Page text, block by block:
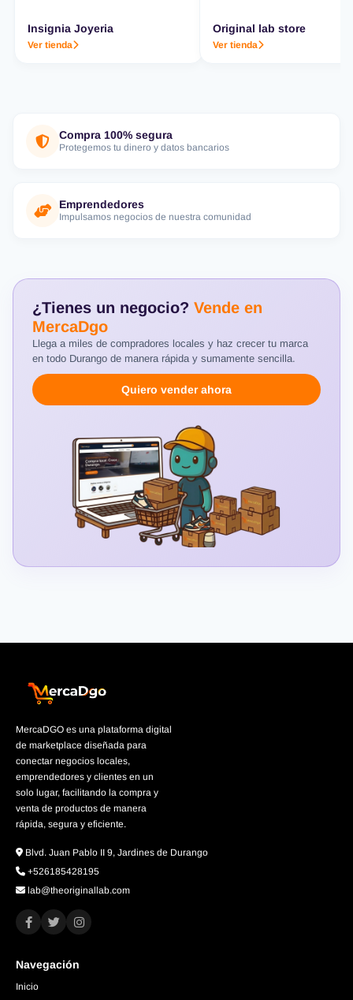
Insignia Joyeria
Ver tienda
Original lab store
Ver tienda
Compra 100% segura
Protegemos tu dinero y datos bancarios
Emprendedores
Impulsamos negocios de nuestra comunidad
¿Tienes un negocio? Vende en
MercaDgo
Llega a miles de compradores locales y haz crecer tu marca
en todo Durango de manera rápida y sumamente sencilla.
Quiero vender ahora
MercaDGO es una plataforma digital
de marketplace diseñada para
conectar negocios locales,
emprendedores y clientes en un
solo lugar, facilitando la compra y
venta de productos de manera
rápida, segura y eficiente.
Blvd. Juan Pablo II 9, Jardines de Durango
+526185428195
lab@theoriginallab.com
Navegación
Inicio